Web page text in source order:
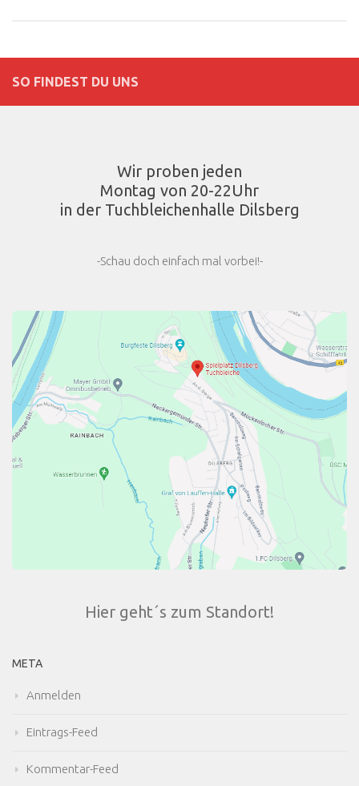
SO FINDEST DU UNS
Wir proben jeden
Montag von 20-22Uhr
in der Tuchbleichenhalle Dilsberg
-Schau doch einfach mal vorbei!-
Hier geht´s zum Standort!
META
Anmelden
Eintrags-Feed
Kommentar-Feed